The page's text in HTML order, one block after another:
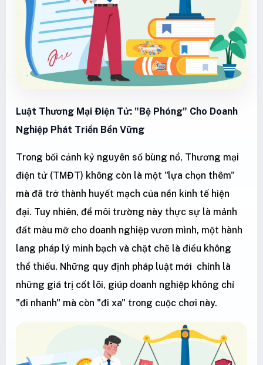
Luật Thương Mại Điện Tử: "Bệ Phóng" Cho Doanh
Nghiệp Phát Triển Bền Vững
Trong bối cảnh kỷ nguyên số bùng nổ, Thương mại
điện tử (TMĐT) không còn là một "lựa chọn thêm"
mà đã trở thành huyết mạch của nền kinh tế hiện
đại. Tuy nhiên, để môi trường này thực sự là mảnh
đất màu mỡ cho doanh nghiệp vươn mình, một hành
lang pháp lý minh bạch và chặt chẽ là điều không
thể thiếu. Những quy định pháp luật mới chính là
những giá trị cốt lõi, giúp doanh nghiệp không chỉ
"đi nhanh" mà còn "đi xa" trong cuộc chơi này.